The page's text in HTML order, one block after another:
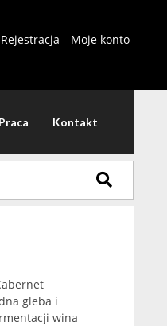
Rejestracja Moje konto
Praca Kontakt
gleba i
wina